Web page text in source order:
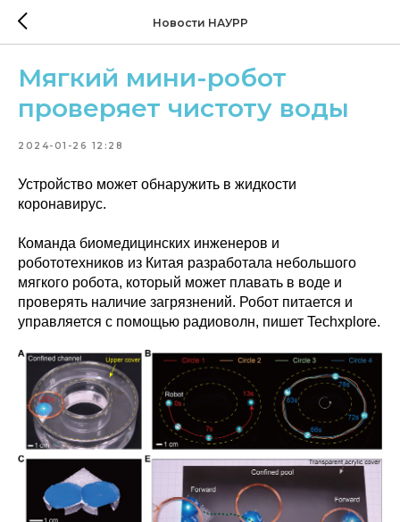
Новости НАУРР
Мягкий мини-робот
проверяет чистоту воды
2024-01-26 12:28
Устройство может обнаружить в жидкости
коронавирус.
Команда биомедицинских инженеров и
робототехников из Китая разработала небольшого
мягкого робота, который может плавать в воде и
проверять наличие загрязнений. Робот питается и
управляется с помощью радиоволн, пишет Techxplore.